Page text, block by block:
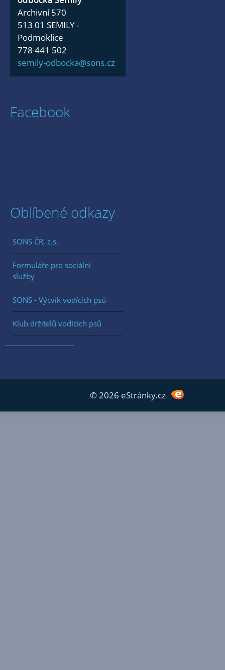
Archivní 570
513 01 SEMILY -
Podmoklice
778 441 502
semily-odbocka@sons.cz
Facebook
Oblíbené odkazy
SONS ČR, z.s.
Formuláře pro sociální
služby
SONS - Výcvik vodících psů
Klub držitelů vodících psů
© 2026 eStránky.cz